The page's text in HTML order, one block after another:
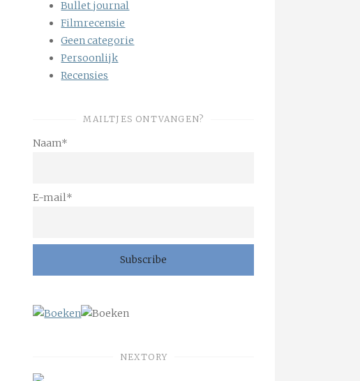
Bullet journal
Filmrecensie
Geen categorie
Persoonlijk
Recensies
MAILTJES ONTVANGEN?
Naam*
E-mail*
NEXTORY